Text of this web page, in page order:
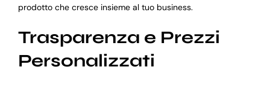
prodotto che cresce insieme al tuo business.
Trasparenza e Prezzi
Personalizzati